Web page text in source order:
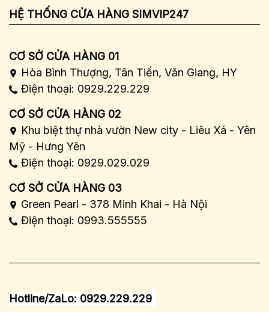
HỆ THỐNG CỬA HÀNG SIMVIP247
CƠ SỞ CỬA HÀNG 01
Hòa Bình Thượng, Tân Tiến, Văn Giang, HY
Điện thoại: 0929.229.229
CƠ SỞ CỬA HÀNG 02
Khu biệt thự nhà vườn New city - Liêu Xá - Yên
Mỹ - Hưng Yên
Điện thoại: 0929.029.029
CƠ SỞ CỬA HÀNG 03
Green Pearl - 378 Minh Khai - Hà Nội
Điện thoại: 0993.555555
Hotline/ZaLo: 0929.229.229